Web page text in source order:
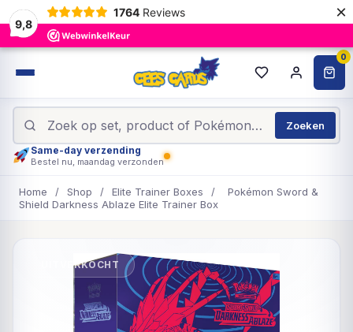
9,8
1764 Reviews ×
0
Zoeken
Same-day verzending
Bestel nu, maandag verzonden
Home / Shop / Elite Trainer Boxes /
Pokémon Sword &
Shield Darkness Ablaze Elite Trainer Box
UITVERKOCHT